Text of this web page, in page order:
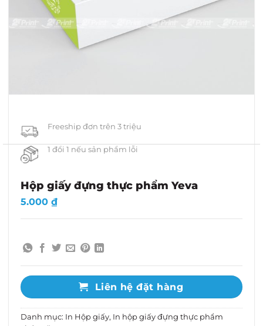
Freeship đơn trên 3 triệu
1 đổi 1 nếu sản phẩm lỗi
Hộp giấy đựng thực phẩm Yeva
5.000 ₫
Liên hệ đặt hàng
Danh mục: In Hộp giấy, In hộp giấy đựng thực phẩm